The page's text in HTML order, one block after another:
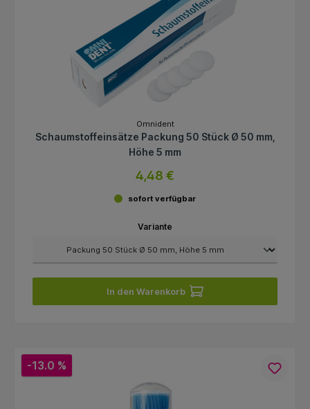
Omnident
Schaumstoffeinsätze Packung 50 Stück Ø 50 mm,
Höhe 5 mm
4,48 €
sofort verfügbar
Variante
In den Warenkorb
-13.0 %